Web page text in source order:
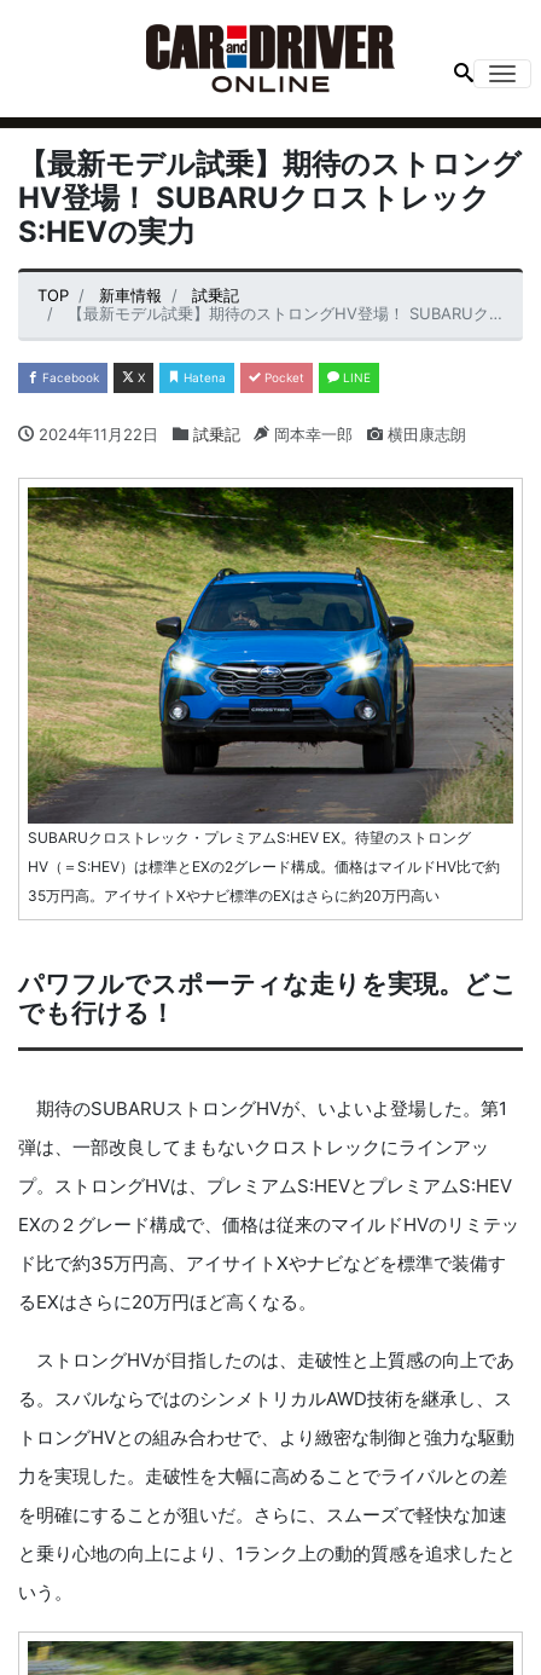
【最新モデル試乗】期待のストロング
HV登場！ SUBARUクロストレック
S:HEVの実力
TOP 新車情報
試乗記
【最新モデル試乗】期待のストロングHV登場！ SUBARUクロストレックS:HEVの実力
Facebook X Hatena Pocket LINE
2024年11月22日 試乗記 岡本幸一郎 横田康志朗
SUBARUクロストレック・プレミアムS:HEV EX。待望のストロング
HV（＝S:HEV）は標準とEXの2グレード構成。価格はマイルドHV比で約
35万円高。アイサイトXやナビ標準のEXはさらに約20万円高い
パワフルでスポーティな走りを実現。どこ
でも行ける！
期待のSUBARUストロングHVが、いよいよ登場した。第1
弾は、一部改良してまもないクロストレックにラインアッ
プ。ストロングHVは、プレミアムS:HEVとプレミアムS:HEV
EXの２グレード構成で、価格は従来のマイルドHVのリミテッ
ド比で約35万円高、アイサイトXやナビなどを標準で装備す
るEXはさらに20万円ほど高くなる。
ストロングHVが目指したのは、走破性と上質感の向上であ
る。スバルならではのシンメトリカルAWD技術を継承し、ス
トロングHVとの組み合わせで、より緻密な制御と強力な駆動
力を実現した。走破性を大幅に高めることでライバルとの差
を明確にすることが狙いだ。さらに、スムーズで軽快な加速
と乗り心地の向上により、1ランク上の動的質感を追求したと
いう。